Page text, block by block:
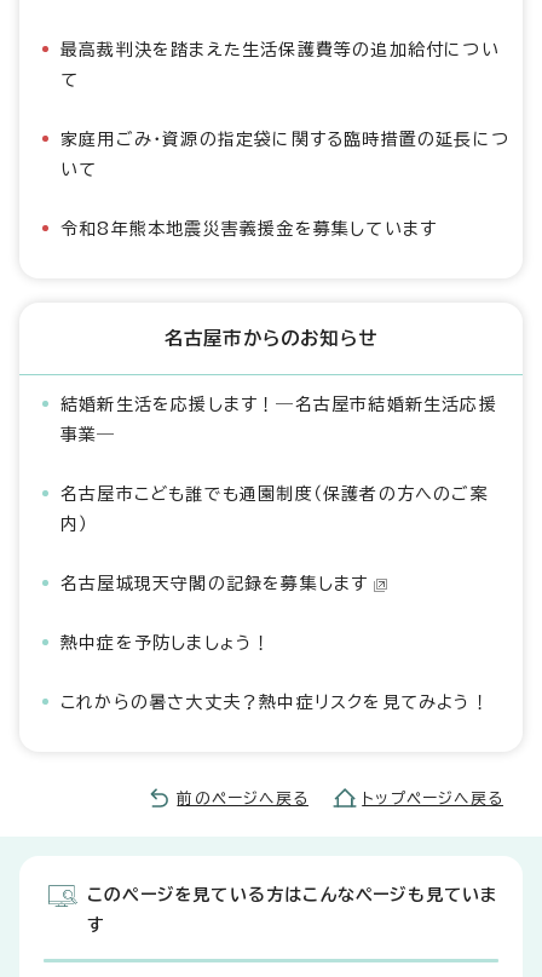
最高裁判決を踏まえた生活保護費等の追加給付につい
て
家庭用ごみ・資源の指定袋に関する臨時措置の延長につ
いて
令和8年熊本地震災害義援金を募集しています
名古屋市からのお知らせ
結婚新生活を応援します！―名古屋市結婚新生活応援
事業―
名古屋市こども誰でも通園制度（保護者の方へのご案
内）
名古屋城現天守閣の記録を募集します
熱中症を予防しましょう！
これからの暑さ大丈夫？熱中症リスクを見てみよう！
前のページへ戻る トップページへ戻る
このページを見ている方はこんなページも見ていま
す